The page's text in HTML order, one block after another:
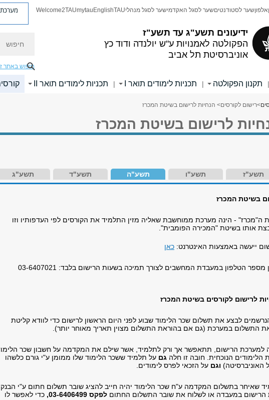
ידיעונים תשע"ג עד תשע"ז
הפקולטה לאמנויות ע"ש יולנדה ודוד כץ
אוניברסיטת תל אביב
אלפוןשער לסטודנטיםשער לסגל האקדמישער לסגל מנהליTAU
English
mytau
Welcome2TAU מערכת
חיפוש באתר
| תקנון הפקולטה | תכניות לימודים תואר I | תכניות לימודים תואר II
>רישום לקורסים> הנחיות לרישום בשיטת המכרז
לרישום בשיטת המכרז
תשע"ז תשע"ו תשע"ה תשע"ד תשע"ג
בשיטת המכרז
ה"מכרז" - הינה מערכת ממוחשבת שאליה מזין התלמיד את הקורסים לפי העדפותיו וזו
אותו בשיטת "המכירה הפומבית".
ייעשה באמצעות האינטרנט: כאן
מספר הטלפון במעבדת המחשבים לצורך תמיכה בשעות הרישום בלבד: 03-6407021
לרישום לקורסים בשיטת המכרז
לבצע את תשלום שכר הלימוד שבוע לפני היום הראשון לרישום כדי לוודא קליטת
התשלום במערכת (גם אם בהוראת התשלום מצוין תאריך מאוחר יותר).
למערכת הרישום, תתאפשר אך ורק לתלמיד, אשר שילם את המקדמה על חשבון שכר
הלימודים הנוכחית. חובה זו חלה גם על תלמיד ששכר הלימוד שלו ממומן ע"י גורם כלשהו
האוניברסיטה) וגם על הזכאי לפרס לימודים.
שאיחר בתשלום המקדמה ע"ח שכר הלימוד יהיה חייב להציג שובר תשלום חתום ע"י הבנק
הרישום במעבדה או לשלוח את שובר התשלום החתום לפקס 03-6406499,
כדי לאפשר לו